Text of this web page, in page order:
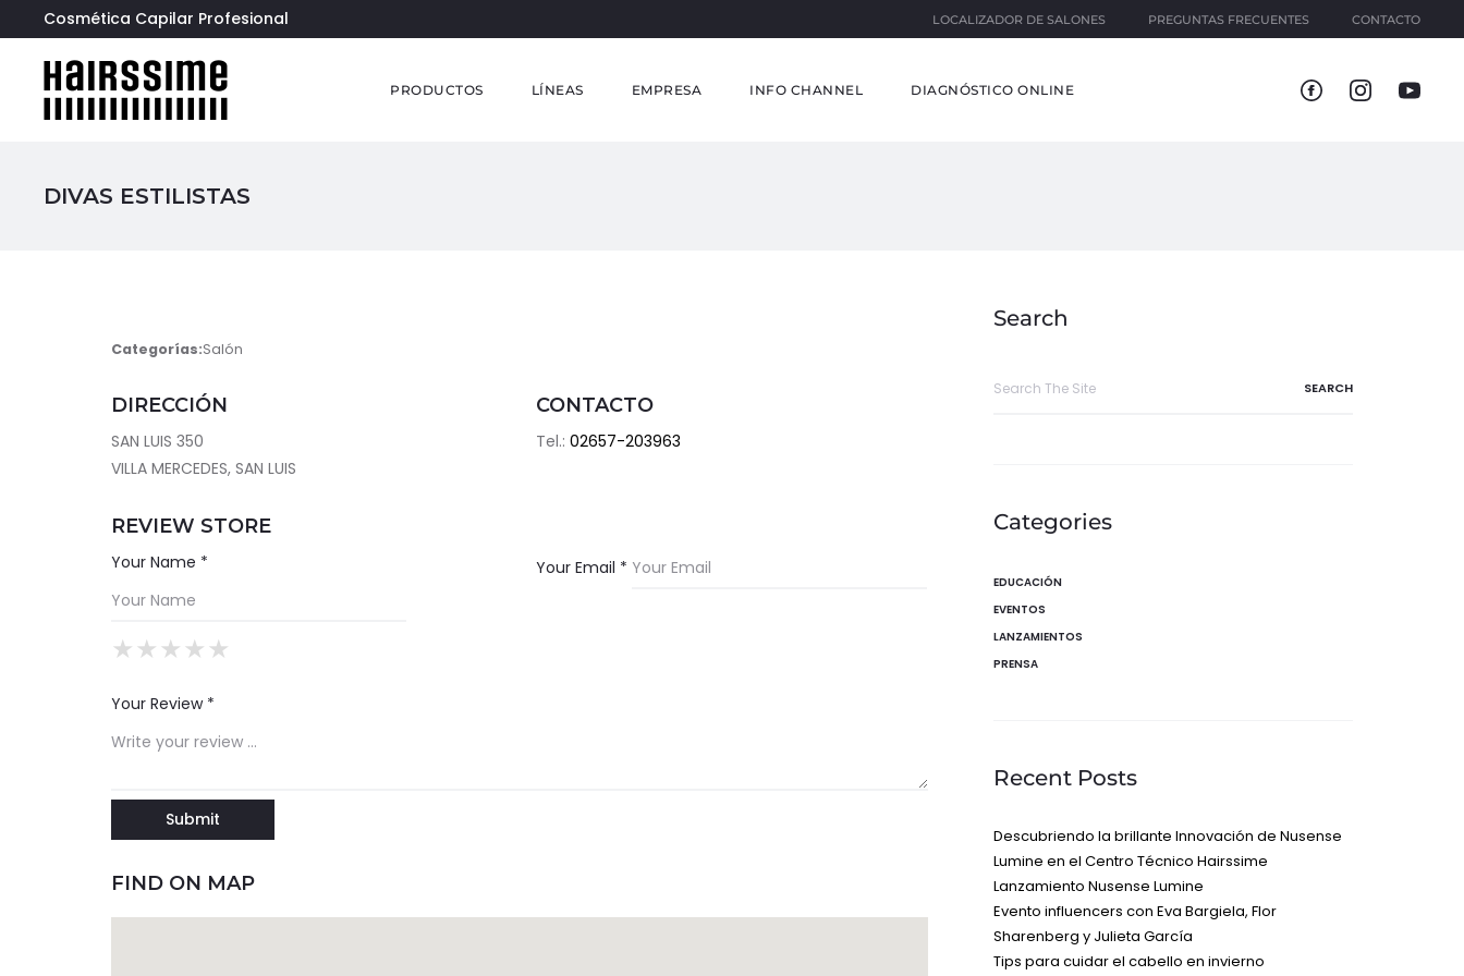
Cosmética Capilar Profesional LOCALIZADOR DE SALONES PREGUNTAS FRECUENTES CONTACTO
PRODUCTOS LÍNEAS EMPRESA INFO CHANNEL DIAGNÓSTICO ONLINE
DIVAS ESTILISTAS
Categorías:Salón
DIRECCIÓN
SAN LUIS 350
VILLA MERCEDES, SAN LUIS
CONTACTO
Tel.: 02657-203963
REVIEW STORE
Your Name * Your Email *
★
★★
★★★
★★★★
★★★★★
Your Review *
FIND ON MAP
Search
Categories
EDUCACIÓN
EVENTOS
LANZAMIENTOS
PRENSA
Recent Posts
Descubriendo la brillante Innovación de Nusense
Lumine en el Centro Técnico Hairssime
Lanzamiento Nusense Lumine
Evento influencers con Eva Bargiela, Flor
Sharenberg y Julieta García
Tips para cuidar el cabello en invierno